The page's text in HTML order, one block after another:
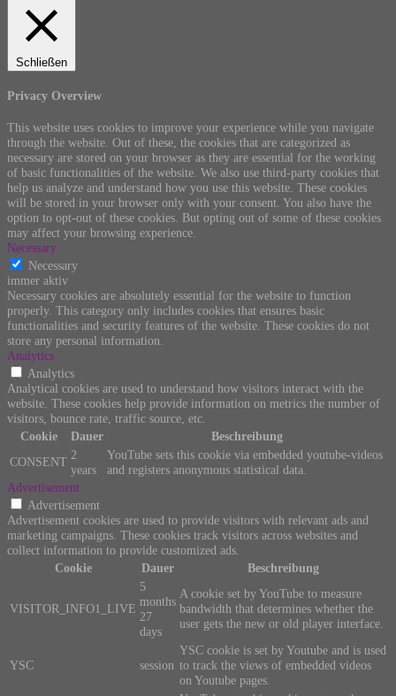
Schließen
Privacy Overview
This website uses cookies to improve your experience while you navigate
through the website. Out of these, the cookies that are categorized as
necessary are stored on your browser as they are essential for the working
of basic functionalities of the website. We also use third-party cookies that
help us analyze and understand how you use this website. These cookies
will be stored in your browser only with your consent. You also have the
option to opt-out of these cookies. But opting out of some of these cookies
may affect your browsing experience.
Necessary
Necessary
immer aktiv
Necessary cookies are absolutely essential for the website to function
properly. This category only includes cookies that ensures basic
functionalities and security features of the website. These cookies do not
store any personal information.
Analytics
Analytics
Analytical cookies are used to understand how visitors interact with the
website. These cookies help provide information on metrics the number of
visitors, bounce rate, traffic source, etc.
Cookie
Dauer
Beschreibung
CONSENT 2
years
YouTube sets this cookie via embedded youtube-videos
and registers anonymous statistical data.
Advertisement
Advertisement
Advertisement cookies are used to provide visitors with relevant ads and
marketing campaigns. These cookies track visitors across websites and
collect information to provide customized ads.
Cookie
Dauer Beschreibung
VISITOR_INFO1_LIVE
5
months
27
days
A cookie set by YouTube to measure
bandwidth that determines whether the
user gets the new or old player interface.
YSC session
YSC cookie is set by Youtube and is used
to track the views of embedded videos
on Youtube pages.